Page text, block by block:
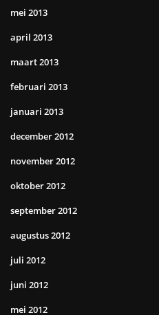
mei 2013
april 2013
maart 2013
februari 2013
januari 2013
december 2012
november 2012
oktober 2012
september 2012
augustus 2012
juli 2012
juni 2012
mei 2012